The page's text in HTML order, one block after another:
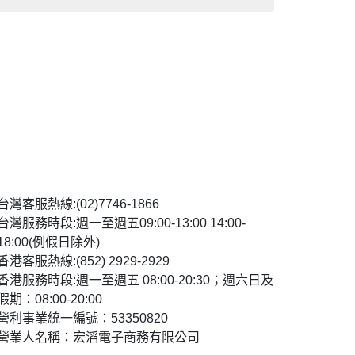
灣客服熱線:(02)7746-1866
灣服務時段:週一至週五09:00-13:00 14:00-
例假日除外)
港客服熱線:(852) 2929-2929
港服務時段:週一至週五 08:00-20:30；週六日及
期：08:00-20:00
利事業統一編號：53350820
業人名稱：宏滔電子商務有限公司